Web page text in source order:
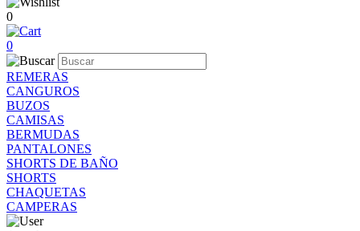
0
0
REMERAS
CANGUROS
BUZOS
CAMISAS
BERMUDAS
PANTALONES
SHORTS DE BAÑO
SHORTS
CHAQUETAS
CAMPERAS